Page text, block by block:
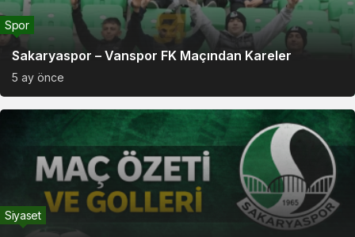
Sakaryaspor – Vanspor FK Maçından Kareler
Spor
5 ay önce
Siyaset